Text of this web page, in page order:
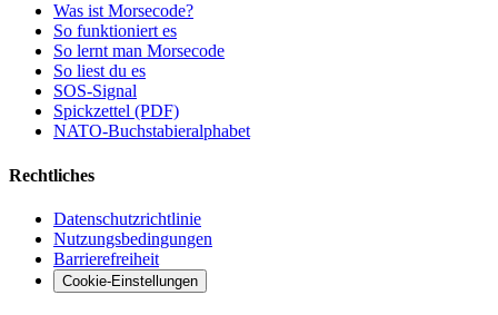
Was ist Morsecode?
So funktioniert es
So lernt man Morsecode
So liest du es
SOS-Signal
Spickzettel (PDF)
NATO-Buchstabieralphabet
Rechtliches
Datenschutzrichtlinie
Nutzungsbedingungen
Barrierefreiheit
Cookie-Einstellungen